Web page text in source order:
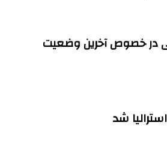
در خصوص آخرین وضعیت
شد